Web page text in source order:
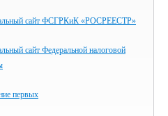
сайт ФСГРКиК «РОСРЕЕСТР»
сайт Федеральной налоговой
первых